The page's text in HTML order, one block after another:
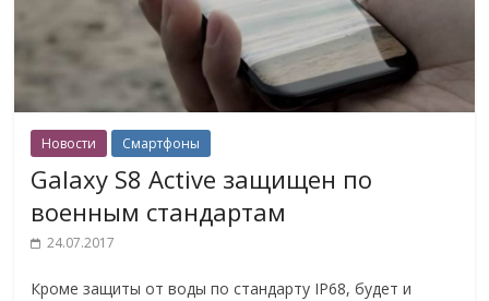
Новости Смартфоны
Galaxy S8 Active защищен по
военным стандартам
24.07.2017
Кроме защиты от воды по стандарту IP68, будет и